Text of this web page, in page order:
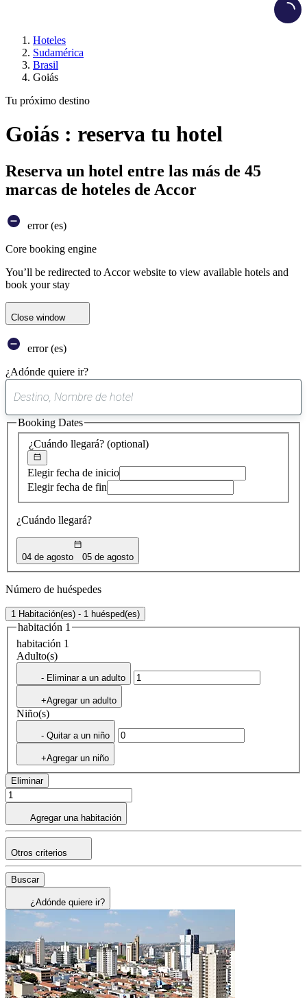
Hoteles
Sudamérica
Brasil
Goiás
Tu próximo destino
Goiás : reserva tu hotel
Reserva un hotel entre las más de 45
marcas de hoteles de Accor
error (es)
Core booking engine
You’ll be redirected to Accor website to view available hotels and
book your stay
Close window
error (es)
¿Adónde quiere ir?
sugerencia
encontrada
¿Cuándo llegará? (optional)
Elegir fecha de inicio
Elegir fecha de fin
¿Cuándo llegará?
04 de agosto 05 de agosto
Booking Dates
Número de huéspedes
1 Habitación(es) - 1 huésped(es)
habitación 1
habitación 1
Adulto(s)
- Eliminar a un adulto
+Agregar un adulto
Niño(s)
- Quitar a un niño
+Agregar un niño
Eliminar
Agregar una habitación
Otros criterios
Buscar
¿Adónde quiere ir?